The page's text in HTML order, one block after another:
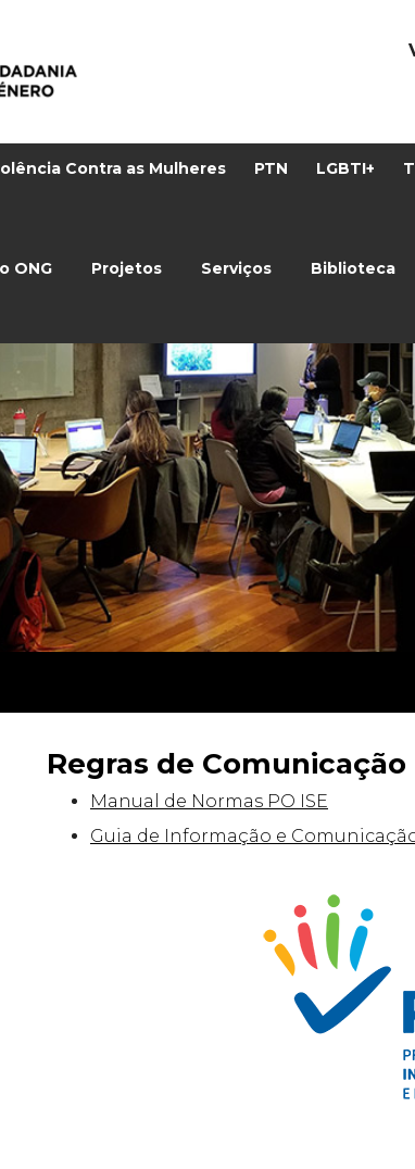
Contra as Mulheres PTN LGBTI+
ONG Projetos Serviços Biblioteca
Regras de Comunicação
Manual de Normas PO ISE
Guia de Informação e